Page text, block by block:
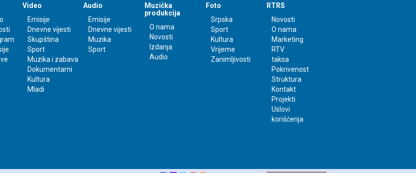
Video
Emisije
Dnevne vijesti
Skupština
Sport
Muzika i zabava
Dokumentarni
Kultura
Mladi
Audio
Emisije
Dnevne vijesti
Muzika
Sport
Muzička
produkcija
O nama
Novosti
Izdanja
Audio
Foto
Srpska
Sport
Kultura
Vrijeme
Zanimljivosti
RTRS
Novosti
O nama
Marketing
RTV
taksa
Pokrivenost
Struktura
Kontakt
Projekti
Uslovi
korišćenja